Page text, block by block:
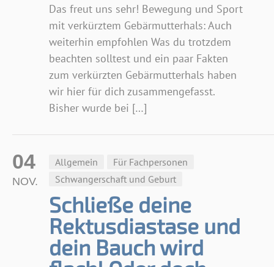
Das freut uns sehr! Bewegung und Sport
mit verkürztem Gebärmutterhals: Auch
weiterhin empfohlen Was du trotzdem
beachten solltest und ein paar Fakten
zum verkürzten Gebärmutterhals haben
wir hier für dich zusammengefasst.
Bisher wurde bei […]
Allgemein
Für Fachpersonen
Schwangerschaft und Geburt
Schließe deine
Rektusdiastase und
dein Bauch wird
04
NOV.